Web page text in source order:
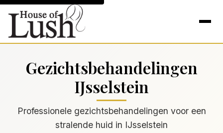
Gezichtsbehandelingen
IJsselstein
Professionele gezichtsbehandelingen voor een
stralende huid in IJsselstein